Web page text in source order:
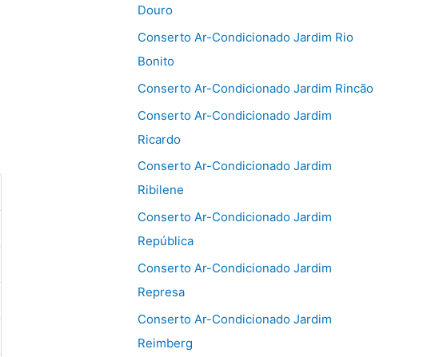
Douro
Conserto Ar-Condicionado Jardim Rio
Bonito
Conserto Ar-Condicionado Jardim Rincão
Conserto Ar-Condicionado Jardim
Ricardo
Conserto Ar-Condicionado Jardim
Ribilene
Conserto Ar-Condicionado Jardim
República
Conserto Ar-Condicionado Jardim
Represa
Conserto Ar-Condicionado Jardim
Reimberg